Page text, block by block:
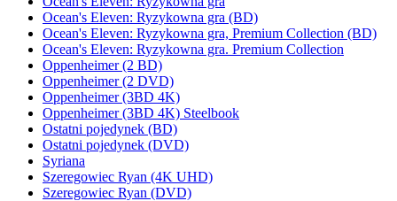
Ocean's Eleven: Ryzykowna gra (BD)
Ocean's Eleven: Ryzykowna gra, Premium Collection (BD)
Ocean's Eleven: Ryzykowna gra. Premium Collection
Oppenheimer (2 BD)
Oppenheimer (2 DVD)
Oppenheimer (3BD 4K)
Oppenheimer (3BD 4K) Steelbook
Ostatni pojedynek (BD)
Ostatni pojedynek (DVD)
Syriana
Szeregowiec Ryan (4K UHD)
Szeregowiec Ryan (DVD)